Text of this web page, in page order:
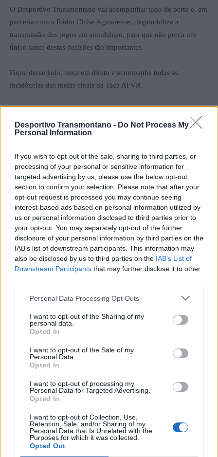
Desportivo Transmontano - Do Not Process My
Personal Information
If you wish to opt-out of the sale, sharing to third parties, or
processing of your personal or sensitive information for
targeted advertising by us, please use the below opt-out
section to confirm your selection. Please note that after your
opt-out request is processed you may continue seeing
interest-based ads based on personal information utilized by
us or personal information disclosed to third parties prior to
your opt-out. You may separately opt-out of the further
disclosure of your personal information by third parties on the
IAB’s list of downstream participants. This information may
also be disclosed by us to third parties on the IAB’s List of
Downstream Participants that may further disclose it to other
Personal Data Processing Opt Outs
I want to opt-out of the Sharing of my
personal data.
Opted In
I want to opt-out of the Sale of my
Personal Data.
Opted In
I want to opt-out of processing my
Personal Data for Targeted Advertising.
Opted In
I want to opt-out of Collection, Use,
Retention, Sale, and/or Sharing of my
Personal Data that Is Unrelated with the
Purposes for which it was collected.
Opted Out
O Desportivo Transmontano vai acompanhar tudo de perto e, em
parceria com a Rádio Clube Aguiarense, disponibiliza a
transmissão dos jogos em simultâneo, para que não perca um
único lance destas decisões tão importantes.
Fique desse lado, ouça em direto e acompanhe todas as
incidências das meias-finais da Taça AFVR
Viva a emoção do futebol distrital connosco!
Artigo anterior
Chaves derrotado em
Portimão com golo nos
Próximo artigo
Vila Pouca e Pedras Salgadas
marcam encontro na final da